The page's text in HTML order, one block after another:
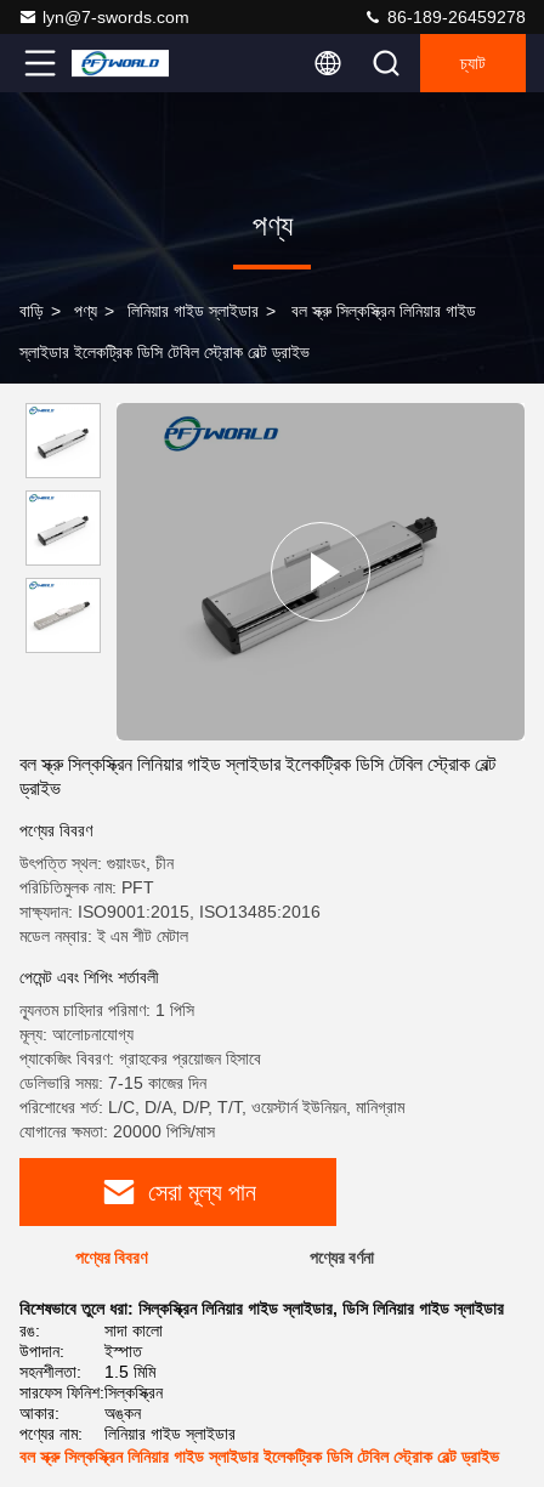
lyn@7-swords.com 86-189-26459278
চ্যাট
পণ্য
বাড়ি > পণ্য > লিনিয়ার গাইড স্লাইডার > বল স্ক্রু সিল্কস্ক্রিন লিনিয়ার গাইড
স্লাইডার ইলেকট্রিক ডিসি টেবিল স্ট্রোক বেল্ট ড্রাইভ
বল স্ক্রু সিল্কস্ক্রিন লিনিয়ার গাইড স্লাইডার ইলেকট্রিক ডিসি টেবিল স্ট্রোক বেল্ট
ড্রাইভ
পণ্যের বিবরণ
উৎপত্তি স্থল: গুয়াংডং, চীন
পরিচিতিমুলক নাম: PFT
সাক্ষ্যদান: ISO9001:2015, ISO13485:2016
মডেল নম্বার: ই এম শীট মেটাল
পেমেন্ট এবং শিপিং শর্তাবলী
ন্যূনতম চাহিদার পরিমাণ: 1 পিসি
মূল্য: আলোচনাযোগ্য
প্যাকেজিং বিবরণ: গ্রাহকের প্রয়োজন হিসাবে
ডেলিভারি সময়: 7-15 কাজের দিন
পরিশোধের শর্ত: L/C, D/A, D/P, T/T, ওয়েস্টার্ন ইউনিয়ন, মানিগ্রাম
যোগানের ক্ষমতা: 20000 পিসি/মাস
সেরা মূল্য পান
পণ্যের বিবরণ পণ্যের বর্ণনা
বিশেষভাবে তুলে ধরা: সিল্কস্ক্রিন লিনিয়ার গাইড স্লাইডার, ডিসি লিনিয়ার গাইড স্লাইডার
রঙ:
সাদা কালো
উপাদান:
ইস্পাত
সহনশীলতা:
1.5 মিমি
সারফেস ফিনিশ:সিল্কস্ক্রিন
আকার:
অঙ্কন
পণ্যের নাম:
লিনিয়ার গাইড স্লাইডার
বল স্ক্রু সিল্কস্ক্রিন লিনিয়ার গাইড স্লাইডার ইলেকট্রিক ডিসি টেবিল স্ট্রোক বেল্ট ড্রাইভ